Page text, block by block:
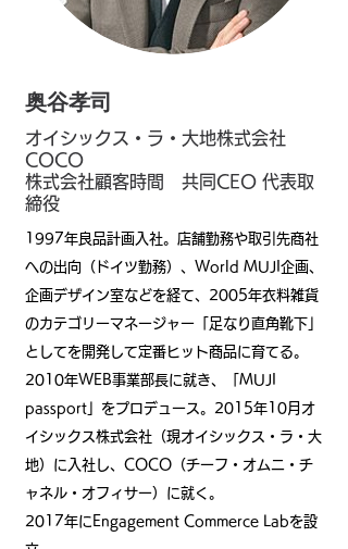
奥谷孝司
オイシックス・ラ・大地株式会社
COCO
株式会社顧客時間 共同CEO 代表取
締役
1997年良品計画入社。店舗勤務や取引先商社
への出向（ドイツ勤務）、World MUJI企画、
企画デザイン室などを経て、2005年衣料雑貨
のカテゴリーマネージャー「足なり直角靴下」
としてを開発して定番ヒット商品に育てる。
2010年WEB事業部長に就き、「MUJI
passport」をプロデュース。2015年10月オ
イシックス株式会社（現オイシックス・ラ・大
地）に入社し、COCO（チーフ・オムニ・チ
ャネル・オフィサー）に就く。
2017年にEngagement Commerce Labを設